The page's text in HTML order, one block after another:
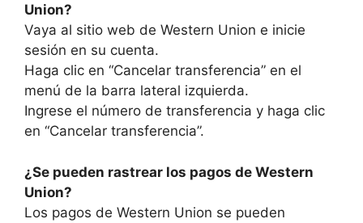
Union?
Vaya al sitio web de Western Union e inicie
sesión en su cuenta.
Haga clic en “Cancelar transferencia” en el
menú de la barra lateral izquierda.
Ingrese el número de transferencia y haga clic
en “Cancelar transferencia”.
¿Se pueden rastrear los pagos de Western
Union?
Los pagos de Western Union se pueden